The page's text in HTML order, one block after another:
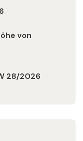
von
28/2026